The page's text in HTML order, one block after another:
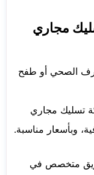
مجاري
الصحي أو طفح
تسليك مجاري
وبأسعار مناسبة.
متخصص في